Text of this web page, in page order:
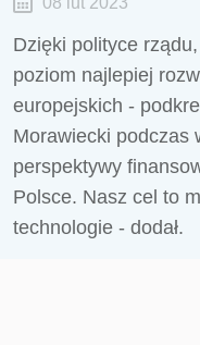
Dzięki polityce
poziom najlepiej
europejskich -
Morawiecki podczas
perspektywy
Polsce. Nasz cel to
technologie - dodał.